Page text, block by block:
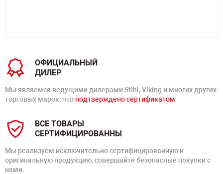
ОФИЦИАЛЬНЫЙ
ДИЛЕР
Мы являемся ведущими дилерами Stihl, Viking и многих других
торговых марок, что подтверждено сертификатом
ВСЕ ТОВАРЫ
СЕРТИФИЦИРОВАННЫ
Мы реализуем исключительно сертифицированную и
оригинальную продукцию, совершайте безопасные покупки с
нами.